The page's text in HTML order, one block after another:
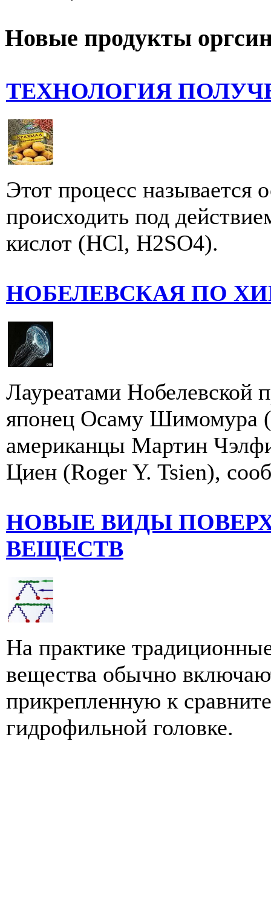
Новые продукты
ТЕХНОЛОГИЯ
Этот процесс называется
происходить под
кислот (HCl, H2SO4).
НОБЕЛЕВСКАЯ ПО
Лауреатами Нобелевской
японец Осаму Шимомура
американцы Мартин
Циен (Roger Y. Tsien),
НОВЫЕ ВИДЫ
ВЕЩЕСТВ
На практике
вещества обычно
прикрепленную к
гидрофильной головке.